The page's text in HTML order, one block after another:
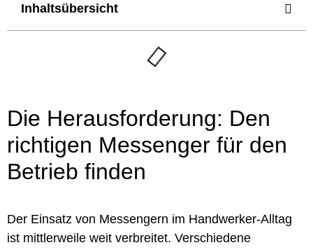
Inhaltsübersicht
Die Herausforderung: Den
richtigen Messenger für den
Betrieb finden
Der Einsatz von Messengern im Handwerker-Alltag
ist mittlerweile weit verbreitet. Verschiedene